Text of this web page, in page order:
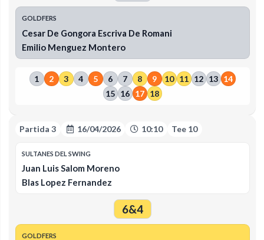
GOLDFERS
Cesar De Gongora Escriva De Romani
Emilio Menguez Montero
1 2 3 4 5 6 7 8 9 10 11 12 13 14
15 16 17 18
Partida 3 16/04/2026 10:10 Tee 10
SULTANES DEL SWING
Juan Luis Salom Moreno
Blas Lopez Fernandez
6&4
GOLDFERS